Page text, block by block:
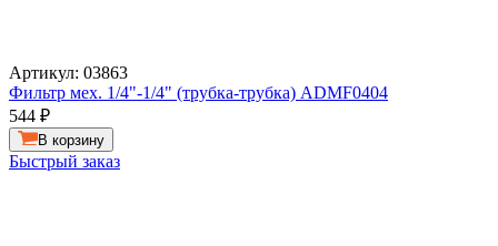
Артикул: 03863
Фильтр мех. 1/4"-1/4" (трубка-трубка) ADMF0404
544 ₽
В корзину
Быстрый заказ